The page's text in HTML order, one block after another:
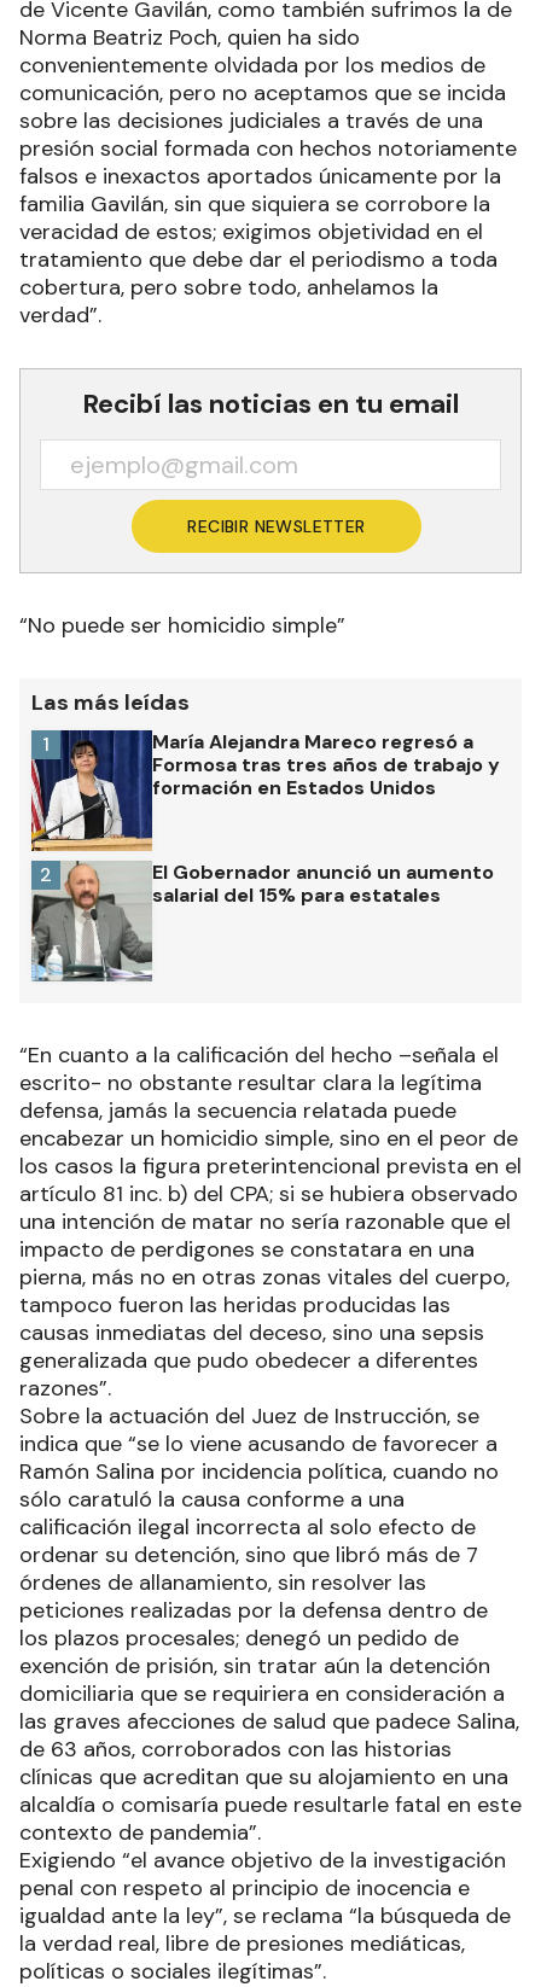
de Vicente Gavilán, como también sufrimos la de
Norma Beatriz Poch, quien ha sido
convenientemente olvidada por los medios de
comunicación, pero no aceptamos que se incida
sobre las decisiones judiciales a través de una
presión social formada con hechos notoriamente
falsos e inexactos aportados únicamente por la
familia Gavilán, sin que siquiera se corrobore la
veracidad de estos; exigimos objetividad en el
tratamiento que debe dar el periodismo a toda
cobertura, pero sobre todo, anhelamos la
verdad”.
Recibí las noticias en tu email
RECIBIR NEWSLETTER
“No puede ser homicidio simple”
Las más leídas
María Alejandra Mareco regresó a
Formosa tras tres años de trabajo y
formación en Estados Unidos
1
El Gobernador anunció un aumento
salarial del 15% para estatales
2
“En cuanto a la calificación del hecho –señala el
escrito- no obstante resultar clara la legítima
defensa, jamás la secuencia relatada puede
encabezar un homicidio simple, sino en el peor de
los casos la figura preterintencional prevista en el
artículo 81 inc. b) del CPA; si se hubiera observado
una intención de matar no sería razonable que el
impacto de perdigones se constatara en una
pierna, más no en otras zonas vitales del cuerpo,
tampoco fueron las heridas producidas las
causas inmediatas del deceso, sino una sepsis
generalizada que pudo obedecer a diferentes
razones”.
Sobre la actuación del Juez de Instrucción, se
indica que “se lo viene acusando de favorecer a
Ramón Salina por incidencia política, cuando no
sólo caratuló la causa conforme a una
calificación ilegal incorrecta al solo efecto de
ordenar su detención, sino que libró más de 7
órdenes de allanamiento, sin resolver las
peticiones realizadas por la defensa dentro de
los plazos procesales; denegó un pedido de
exención de prisión, sin tratar aún la detención
domiciliaria que se requiriera en consideración a
las graves afecciones de salud que padece Salina,
de 63 años, corroborados con las historias
clínicas que acreditan que su alojamiento en una
alcaldía o comisaría puede resultarle fatal en este
contexto de pandemia”.
Exigiendo “el avance objetivo de la investigación
penal con respeto al principio de inocencia e
igualdad ante la ley”, se reclama “la búsqueda de
la verdad real, libre de presiones mediáticas,
políticas o sociales ilegítimas”.